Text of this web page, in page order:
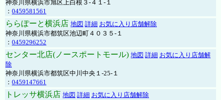
神奈川県横浜市旭区上白根３-４１-１
： 0459581561
ららぽーと横浜店 地図 詳細 お気に入り店舗解除
神奈川県横浜市都筑区池辺町４０３５-１
： 0459296252
センター北店(ノースポートモール) 地図 詳細 お気に入り店舗解
除
神奈川県横浜市都筑区中川中央１-25-１
： 0459147661
トレッサ横浜店 地図 詳細 お気に入り店舗解除